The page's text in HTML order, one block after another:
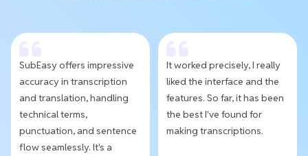
SubEasy offers impressive
accuracy in transcription
and translation, handling
technical terms,
punctuation, and sentence
flow seamlessly. It's a
It worked precisely, I really
liked the interface and the
features. So far, it has been
the best I've found for
making transcriptions.